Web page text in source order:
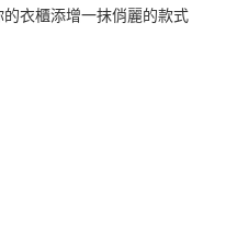
碼／台灣大直營門市／銀行轉
。
以下簡稱本公司）所提供，讓
務，並由商店將買賣／分期付款
司帳單繳交帳款。
大哥大進項蒐集、處理及利用，
確認、核對及更正。
，將跳轉至「AFTEE先享後付」
訊。
視為交易完成。
，但若您需要取消訂單，請聯絡
仍視為有效，需透過AFTEE先享
結帳頁面顯示為準，若有關於
疑問，請聯繫「AFTEE先享後付
support/home
衣櫃添增一抹俏麗的款式